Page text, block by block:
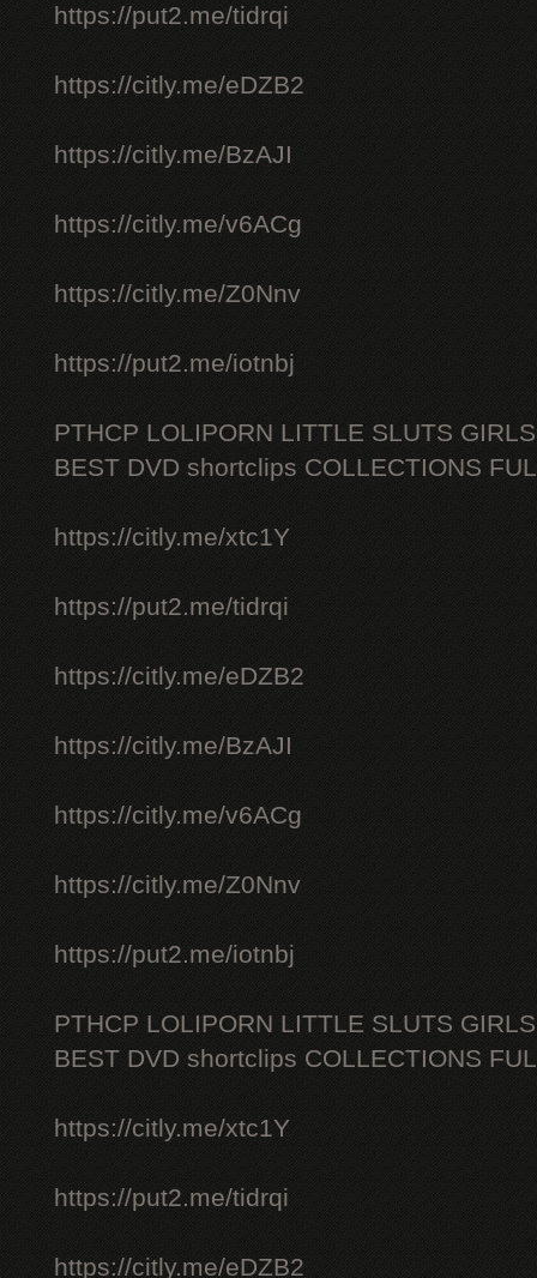
https://put2.me/tidrqi
https://citly.me/eDZB2
https://citly.me/BzAJI
https://citly.me/v6ACg
https://citly.me/Z0Nnv
https://put2.me/iotnbj
PTHCP LOLIPORN LITTLE SLUTS
BEST DVD shortclips COLLECTIONS
https://citly.me/xtc1Y
https://put2.me/tidrqi
https://citly.me/eDZB2
https://citly.me/BzAJI
https://citly.me/v6ACg
https://citly.me/Z0Nnv
https://put2.me/iotnbj
PTHCP LOLIPORN LITTLE SLUTS
BEST DVD shortclips COLLECTIONS
https://citly.me/xtc1Y
https://put2.me/tidrqi
https://citly.me/eDZB2